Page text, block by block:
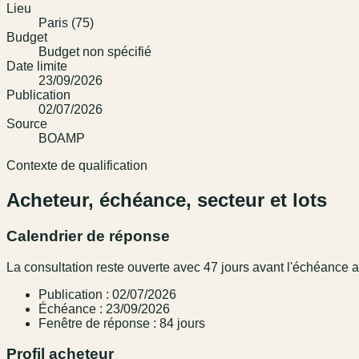
Lieu
Paris (75)
Budget
Budget non spécifié
Date limite
23/09/2026
Publication
02/07/2026
Source
BOAMP
Contexte de qualification
Acheteur, échéance, secteur et lots
Calendrier de réponse
La consultation reste ouverte avec 47 jours avant l'échéance
Publication : 02/07/2026
Échéance : 23/09/2026
Fenêtre de réponse : 84 jours
Profil acheteur